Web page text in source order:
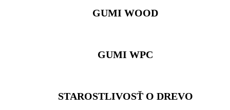
GUMI WOOD
GUMI WPC
STAROSTLIVOSŤ O DREVO